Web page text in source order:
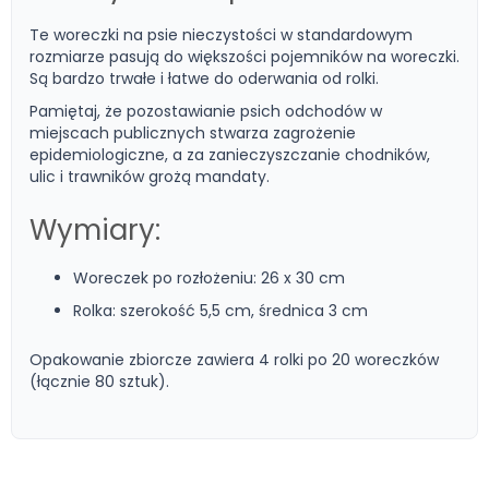
Te woreczki na psie nieczystości w standardowym
rozmiarze pasują do większości pojemników na woreczki.
Są bardzo trwałe i łatwe do oderwania od rolki.
Pamiętaj, że pozostawianie psich odchodów w
miejscach publicznych stwarza zagrożenie
epidemiologiczne, a za zanieczyszczanie chodników,
ulic i trawników grożą mandaty.
Wymiary:
Woreczek po rozłożeniu: 26 x 30 cm
Rolka: szerokość 5,5 cm, średnica 3 cm
Opakowanie zbiorcze zawiera 4 rolki po 20 woreczków
(łącznie 80 sztuk).